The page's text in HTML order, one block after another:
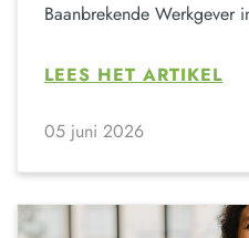
Baanbrekende Werkgever
LEES HET ARTIKEL
05 juni 2026